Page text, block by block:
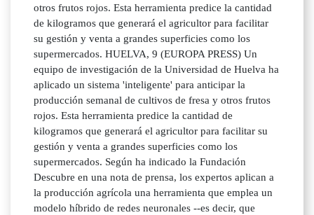
otros frutos rojos. Esta herramienta predice la cantidad
de kilogramos que generará el agricultor para facilitar
su gestión y venta a grandes superficies como los
supermercados. HUELVA, 9 (EUROPA PRESS) Un
equipo de investigación de la Universidad de Huelva ha
aplicado un sistema 'inteligente' para anticipar la
producción semanal de cultivos de fresa y otros frutos
rojos. Esta herramienta predice la cantidad de
kilogramos que generará el agricultor para facilitar su
gestión y venta a grandes superficies como los
supermercados. Según ha indicado la Fundación
Descubre en una nota de prensa, los expertos aplican a
la producción agrícola una herramienta que emplea un
modelo híbrido de redes neuronales --es decir, que